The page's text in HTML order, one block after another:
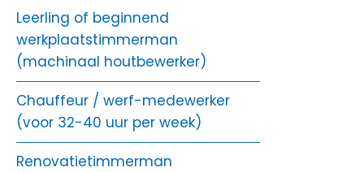
Leerling of beginnend
werkplaatstimmerman
(machinaal houtbewerker)
Chauffeur / werf-medewerker
(voor 32-40 uur per week)
Renovatietimmerman